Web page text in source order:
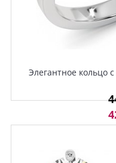
Элегантное кольцо